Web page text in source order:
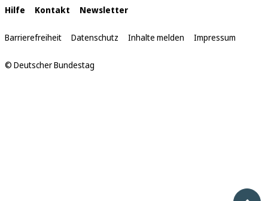
Interne
Links
Hilfe Kontakt Newsletter
Barrierefreiheit Datenschutz Inhalte melden Impressum
© Deutscher Bundestag